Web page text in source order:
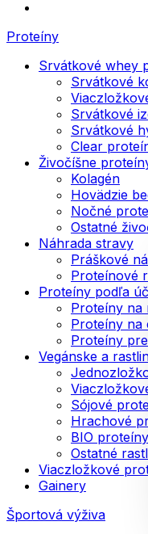
Proteíny
Srvátkové whey
Srvátkové
Srvátkové
Srvátkové
Clear
Živočíšne
Kolagén
Hovädzie
Nočné
Ostatné
Náhrada stravy
Práškové
Proteínové
Proteíny podľa
Proteíny na
Proteíny na
Proteíny
Vegánske a
Sójové
Hrachové
BIO proteíny
Ostatné
Viaczložkové
Gainery
Športová výživa